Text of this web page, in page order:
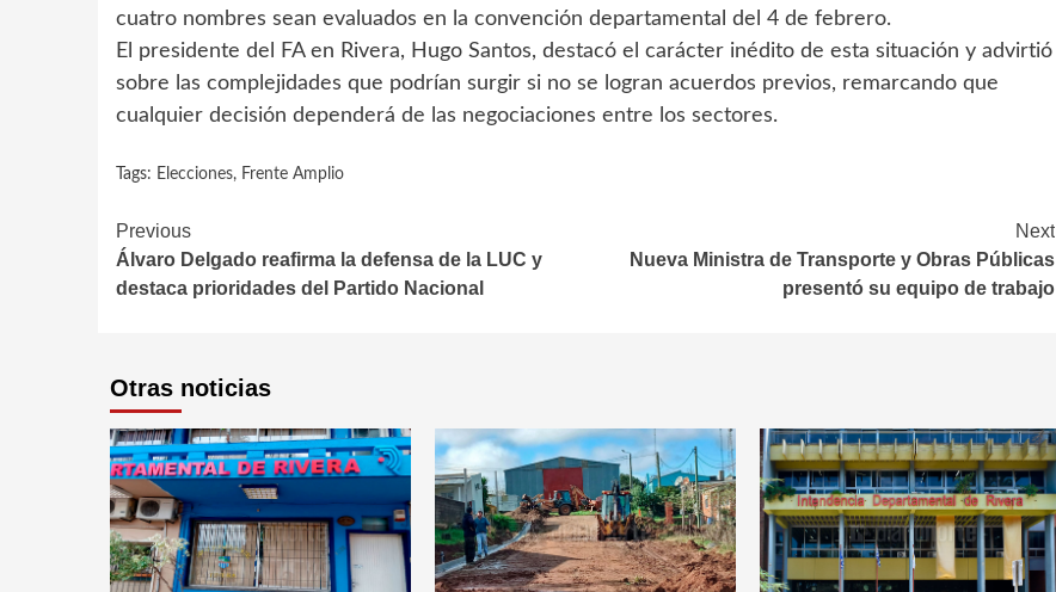
cuatro nombres sean evaluados en la convención departamental del 4 de febrero.
El presidente del FA en Rivera, Hugo Santos, destacó el carácter inédito de esta situación y advirtió
sobre las complejidades que podrían surgir si no se logran acuerdos previos, remarcando que
cualquier decisión dependerá de las negociaciones entre los sectores.
Tags: Elecciones, Frente Amplio
Continue
Reading
Previous
Álvaro Delgado reafirma la defensa de la LUC y
destaca prioridades del Partido Nacional
Next
Nueva Ministra de Transporte y Obras Públicas
presentó su equipo de trabajo
Otras noticias